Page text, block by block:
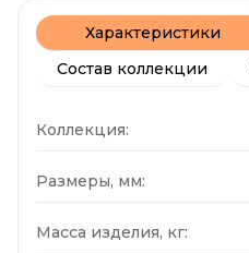
Характеристики
Состав коллекции
Коллекция:
Размеры, мм:
Масса изделия, кг: